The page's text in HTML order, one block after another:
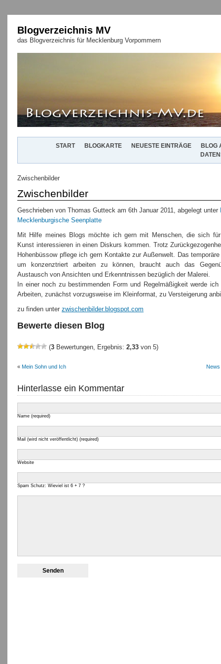
Blogverzeichnis MV
das Blogverzeichnis für Mecklenburg Vorpommern
START BLOGKARTE NEUESTE EINTRÄGE
BLOG
Zwischenbilder
Zwischenbilder
Geschrieben von Thomas Gutteck am 6th Januar 2011, abgelegt unter
Mecklenburgische Seenplatte
Mit Hilfe meines Blogs möchte ich gern mit Menschen, die sich
Kunst interessieren in einen Diskurs kommen. Trotz
Hohenbüssow pflege ich gern Kontakte zur Außenwelt. Das
um konzenztriert arbeiten zu können, braucht auch das
Austausch von Ansichten und Erkenntnissen bezüglich der Malerei.
In einer noch zu bestimmenden Form und Regelmäßigkeit werde ich
Arbeiten, zunächst vorzugsweise im Kleinformat, zu Versteigerung
zu finden unter zwischenbilder.blogspot.com
Bewerte diesen Blog
(3 Bewertungen, Ergebnis: 2,33 von 5)
« Mein Sohn und Ich News
Hinterlasse ein Kommentar
Name (required)
Mail (wird nicht veröffentlicht) (required)
Website
Spam Schutz: Wieviel ist 6 + 7 ?